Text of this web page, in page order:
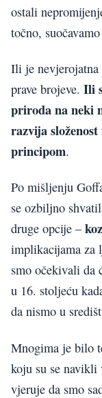
ostali
točno,
Ili je nevjerojatna
prave brojeve. Ili
priroda na neki
razvija
principom.
Po mišljenju
se ozbiljno
druge opcije –
implikacijama za
smo očekivali da
u 16. stoljeću
da nismo u
Mnogima je bilo
koju su se navikli
vjeruje da smo